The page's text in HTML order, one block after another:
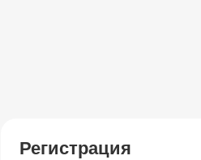
Регистрация